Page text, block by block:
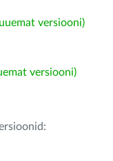
versiooni)
versiooni)